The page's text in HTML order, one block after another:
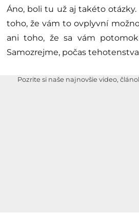
Áno, boli tu už aj takéto
toho, že vám to ovplyvní
ani toho, že sa vám
Samozrejme, počas
Pozrite si naše najnovšie video,